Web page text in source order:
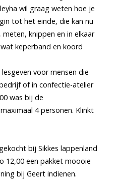
wil graag weten hoe je
tot het einde, die kan nu
knippen en in elkaar
keperband en koord
voor mensen die
of in confectie-atelier
was bij de
4 personen. Klinkt
bij Sikkes lappenland
12,00 een pakket moooie
bij Geert indienen.